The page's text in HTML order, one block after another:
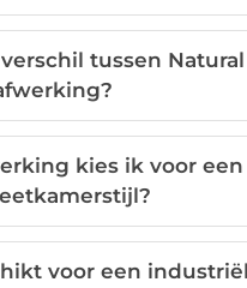
tussen
kies ik voor een
voor een